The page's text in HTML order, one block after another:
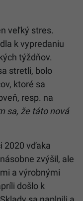
veľký stres.
k vypredaniu
týždňov.
stretli, bolo
ktoré sa
resp. na
sa, že táto nová
2020 vďaka
zvýšil, ale
a výrobnými
došlo k